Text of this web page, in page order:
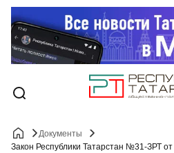
Документы
Закон Республики Татарстан №31-ЗРТ